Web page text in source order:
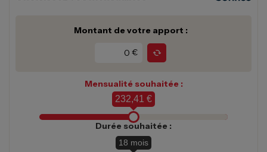
Montant de votre apport :
€
Mensualité souhaitée :
232,41 €
Durée souhaitée :
18 mois